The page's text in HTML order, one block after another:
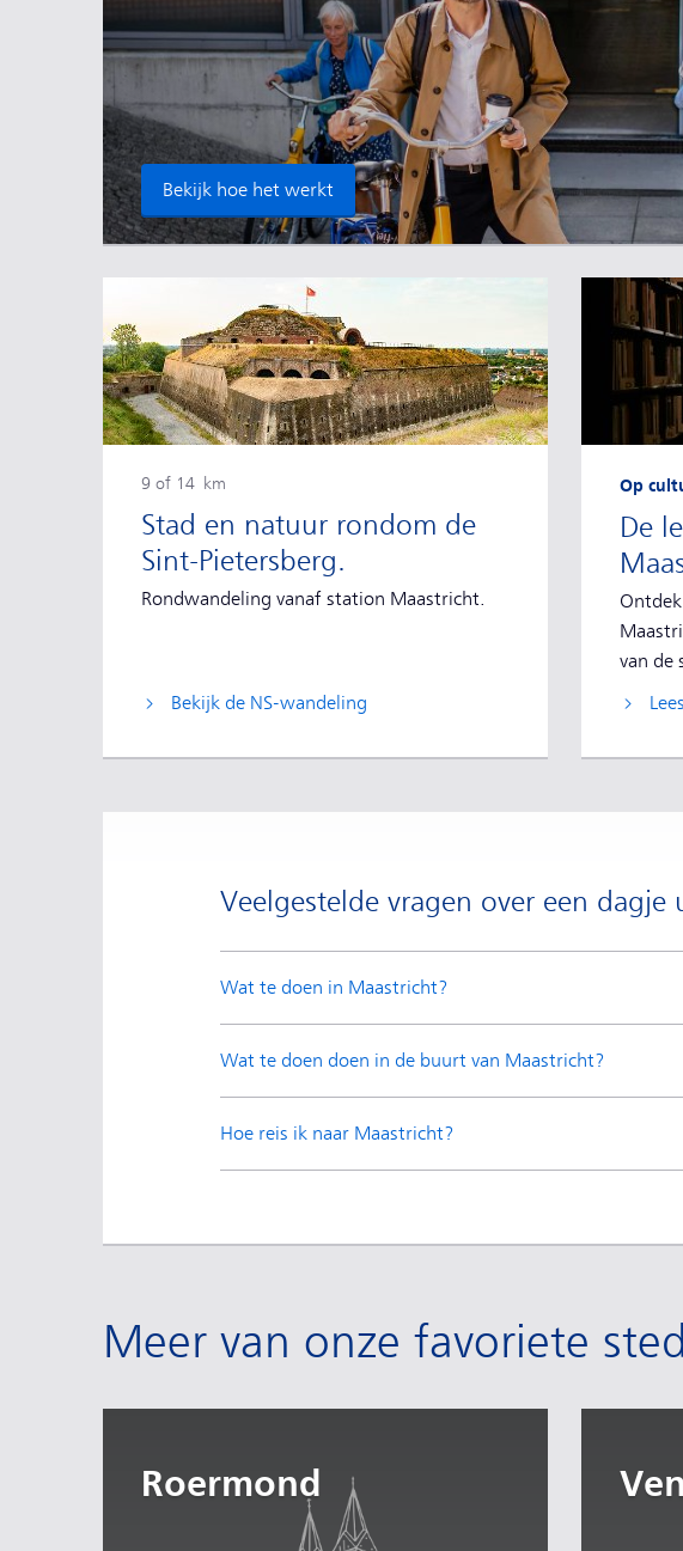
Bekijk hoe het werkt
Stad en natuur rondom de
Sint-Pietersberg.
9 of 14 km
Rondwandeling vanaf station Maastricht.
Bekijk de NS-wandeling
De
Op
van de
Veelgestelde vragen over een
Wat te doen in Maastricht?
Wat te doen doen in de buurt van Maastricht?
Hoe reis ik naar Maastricht?
Meer van onze favoriete
Roermond